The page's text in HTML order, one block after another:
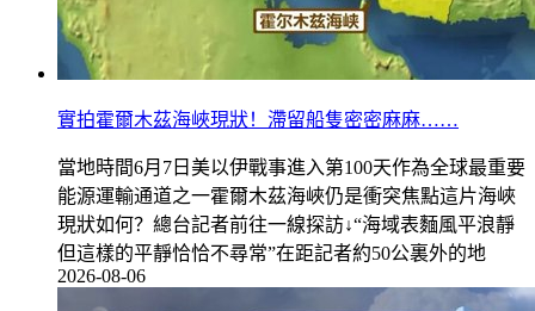
實拍霍爾木茲海峽現狀！滯留船隻密密麻麻……
當地時間6月7日美以伊戰事進入第100天作為全球最重要
能源運輸通道之一霍爾木茲海峽仍是衝突焦點這片海峽
現狀如何？總台記者前往一線探訪↓“海域表麵風平浪靜
但這樣的平靜恰恰不尋常”在距記者約50公裏外的地
2026-08-06